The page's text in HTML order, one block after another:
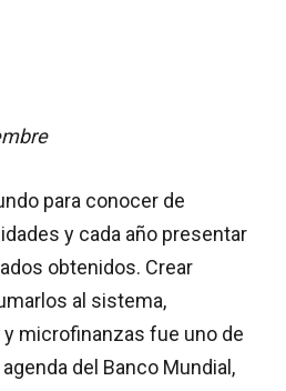
para conocer de
y cada año presentar
obtenidos. Crear
al sistema,
microfinanzas fue uno de
del Banco Mundial,